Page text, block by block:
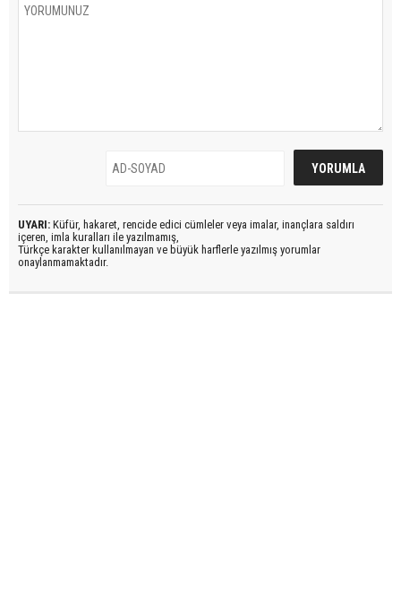
UYARI: Küfür, hakaret, rencide edici cümleler veya imalar, inançlara saldırı
içeren, imla kuralları ile yazılmamış,
Türkçe karakter kullanılmayan ve büyük harflerle yazılmış yorumlar
onaylanmamaktadır.